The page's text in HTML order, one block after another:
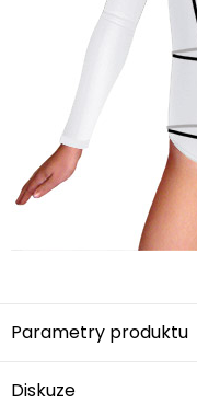
Parametry produktu
Diskuze